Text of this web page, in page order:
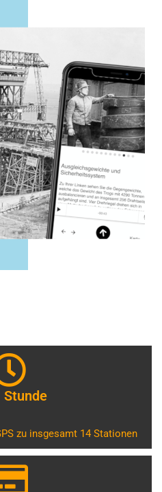
Stunde
zu insgesamt 14 Stationen